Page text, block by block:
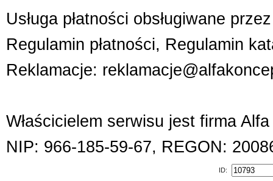
Usługa płatności obsługiwane
Regulamin płatności, Regulamin
Reklamacje:
Właścicielem serwisu jest firma
NIP: 966-185-59-67, REGON:
ID: